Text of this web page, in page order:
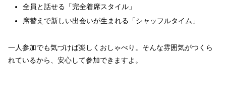
全員と話せる「完全着席スタイル」
席替えで新しい出会いが生まれる「シャッフルタイム」
一人参加でも気づけば楽しくおしゃべり。そんな雰囲気がつくら
れているから、安心して参加できますよ。